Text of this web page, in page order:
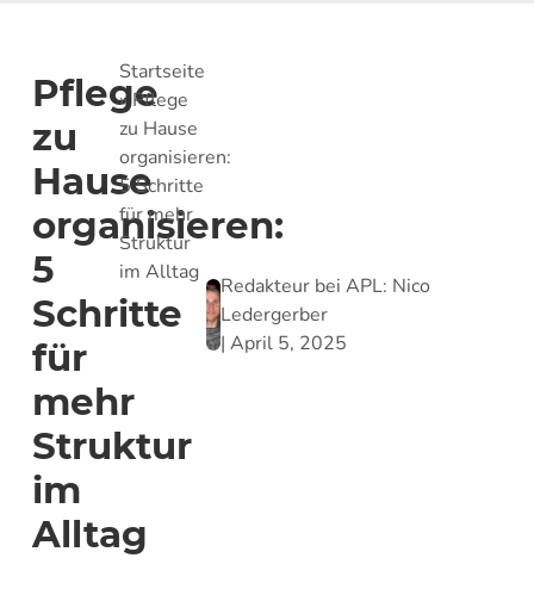
Pflege
zu
Hause
organisieren:
5
Schritte
für
mehr
Struktur
im
Alltag
Startseite
»Pflege
zu Hause
organisieren:
5 Schritte
für mehr
Struktur
im Alltag
Redakteur bei APL: Nico
Ledergerber
| April 5, 2025